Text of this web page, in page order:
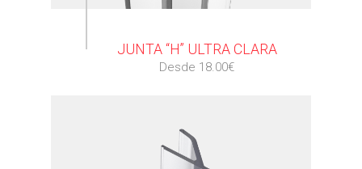
JUNTA “H” ULTRA CLARA
Desde 18.00€